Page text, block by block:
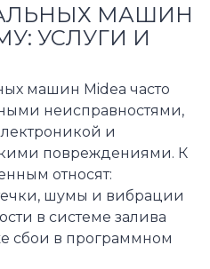
МАШИН
УСЛУГИ И
машин Midea часто
неисправностями,
и
повреждениями. К
относят:
шумы и вибрации
в системе залива
сбои в программном